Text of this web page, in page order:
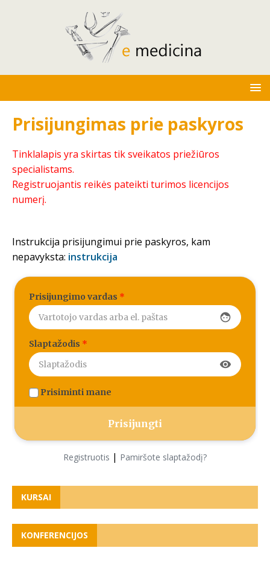
Prisijungimas prie paskyros
Tinklalapis yra skirtas tik sveikatos priežiūros
specialistams.
Registruojantis reikės pateikti turimos licencijos
numerį.
Instrukcija prisijungimui prie paskyros, kam
nepavyksta: instrukcija
Prisijungimo vardas *
face
Slaptažodis *
visibility
Prisiminti mane
Registruotis | Pamiršote slaptažodį?
KURSAI
KONFERENCIJOS